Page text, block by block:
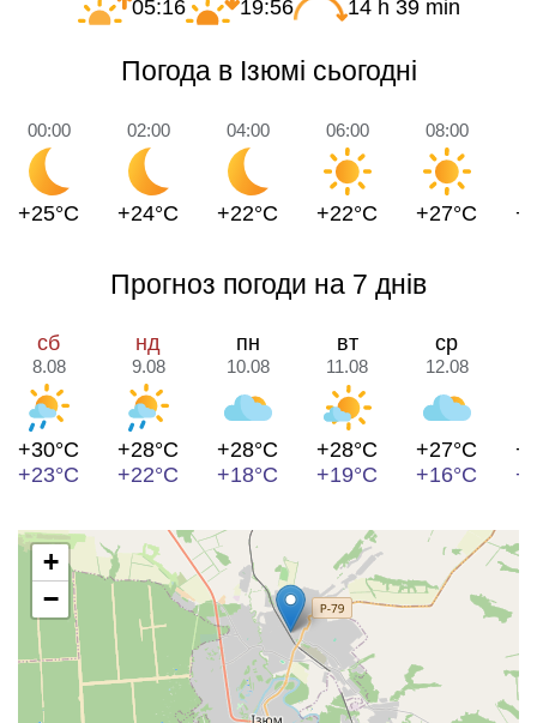
05:16 19:56 14 h 39 min
Погода в Ізюмі сьогодні
00:00
+25°C
02:00
+24°C
04:00
+22°C
06:00
+22°C
08:00
+27°C
Прогноз погоди на 7 днів
сб
8.08
+30°C
+23°C
нд
9.08
+28°C
+22°C
пн
10.08
+28°C
+18°C
вт
11.08
+28°C
+19°C
ср
12.08
+27°C
+16°C
+
−